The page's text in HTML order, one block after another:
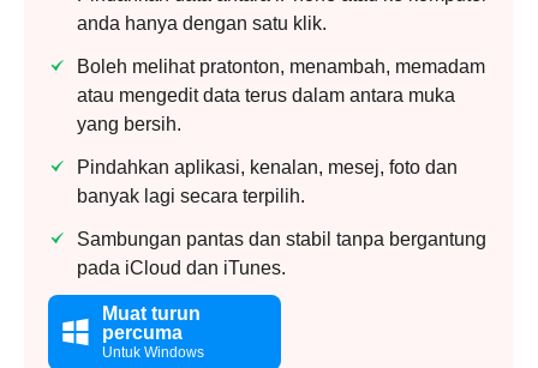
anda hanya dengan satu klik.
Boleh melihat pratonton, menambah, memadam
atau mengedit data terus dalam antara muka
yang bersih.
Pindahkan aplikasi, kenalan, mesej, foto dan
banyak lagi secara terpilih.
Sambungan pantas dan stabil tanpa bergantung
pada iCloud dan iTunes.
Muat turun
percuma
Untuk Windows